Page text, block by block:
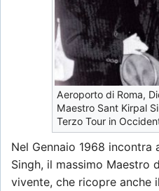
Aeroporto di Roma,
Maestro Sant Kirpal
Terzo Tour in
Nel Gennaio 1968 incontra
Singh, il massimo Maestro
vivente, che ricopre anche